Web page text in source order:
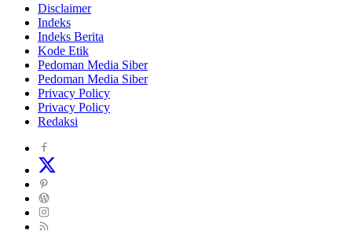
Disclaimer
Indeks
Indeks Berita
Kode Etik
Pedoman Media Siber
Pedoman Media Siber
Privacy Policy
Privacy Policy
Redaksi